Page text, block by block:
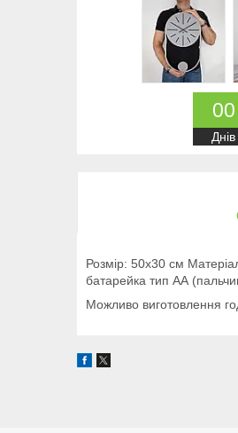
00
Днів
Розмір: 50х30 см
батарейка тип АА
Можливо виготовлення